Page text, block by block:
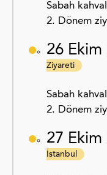
Sabah
2. Dönem
26 Ekim
Ziyareti
Sabah
2. Dönem
27 Ekim
İstanbul